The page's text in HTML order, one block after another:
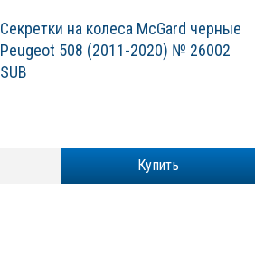
Секретки на колеса McGard черные
Peugeot 508 (2011-2020) № 26002
SUB
Купить